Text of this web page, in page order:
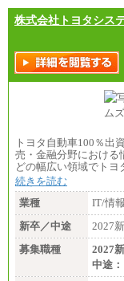
株式会社トヨタシス
トヨタ自動車100％出
売・金融分野における
どの幅広い領域でト
続きを読む
業種
IT/情
新卒／中途
2027
募集職種
2027
中途：